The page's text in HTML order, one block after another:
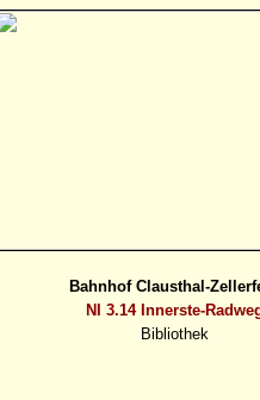
Bahnhof Clausthal-
NI 3.14 Innerste-
Bibliothek